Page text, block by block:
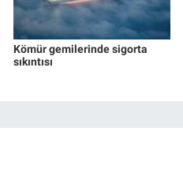
Kömür gemilerinde sigorta
sıkıntısı